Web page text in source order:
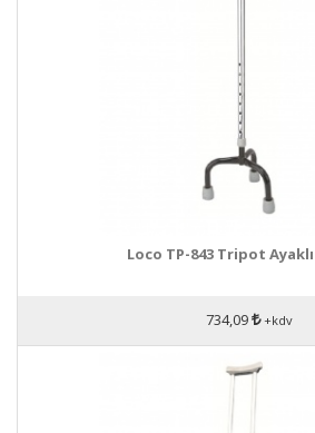
Loco TP-843 Tripot
734,09 +kdv